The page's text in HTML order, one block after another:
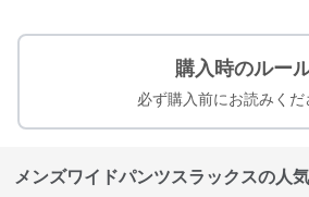
購入時のルー
必ず購入前にお読みくだ
メンズワイドパンツスラックスの人